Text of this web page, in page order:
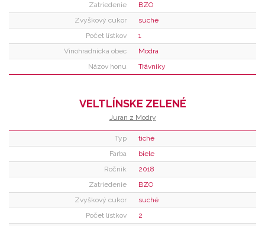
Zatriedenie
BZO
Zvyškový cukor
suché
Počet lístkov
1
Vinohradnícka obec
Modra
Názov honu
Trávniky
VELTLÍNSKE ZELENÉ
Juran z Modry
Typ
tiché
Farba
biele
Ročník
2018
Zatriedenie
BZO
Zvyškový cukor
suché
Počet lístkov
2